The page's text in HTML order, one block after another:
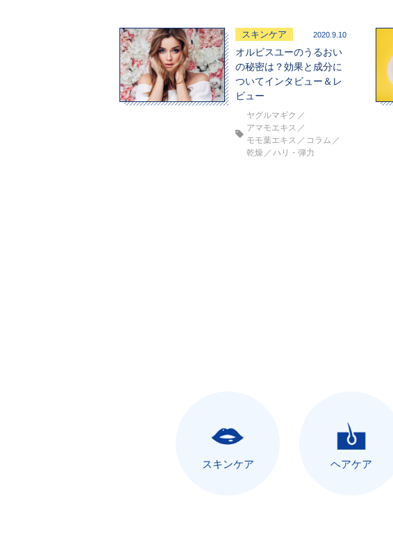
スキンケア 2020.9.10
オルビスユーのうるおい
の秘密は？効果と成分に
ついてインタビュー＆レ
ビュー
ヤグルマギク
アマモエキス
モモ葉エキス
コラム
乾燥
ハリ・弾力
スキンケア ヘアケア